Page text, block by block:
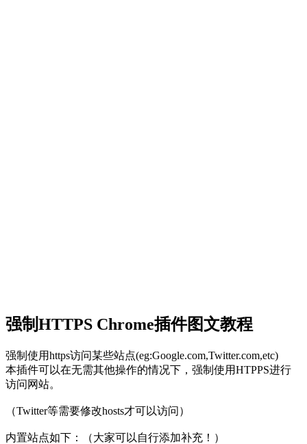
强制HTTPS Chrome插件图文教程
强制使用https访问某些站点(eg:Google.com,Twitter.com,etc)
本插件可以在无需其他操作的情况下，强制使用HTPPS进行
访问网站。
（Twitter等需要修改hosts才可以访问）
内置站点如下：（大家可以自行添加补充！）